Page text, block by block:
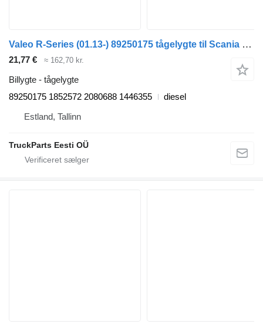
Valeo R-Series (01.13-) 89250175 tågelygte til Scania P,G,R,T-series (2004-2017) trækker
21,77 € ≈ 162,70 kr.
Billygte - tågelygte
89250175 1852572 2080688 1446355
diesel
Estland, Tallinn
TruckParts Eesti OÜ